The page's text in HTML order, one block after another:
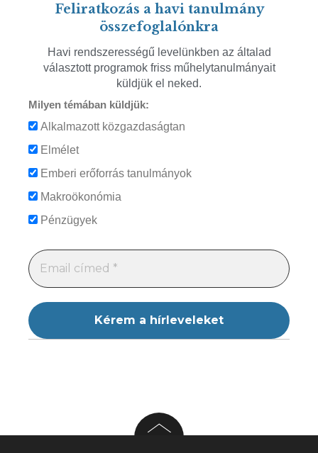
Feliratkozás a havi tanulmány
összefoglalónkra
Havi rendszerességű levelünkben az általad
választott programok friss műhelytanulmányait
küldjük el neked.
Milyen témában küldjük:
Alkalmazott közgazdaságtan
Elmélet
Emberi erőforrás tanulmányok
Makroökonómia
Pénzügyek